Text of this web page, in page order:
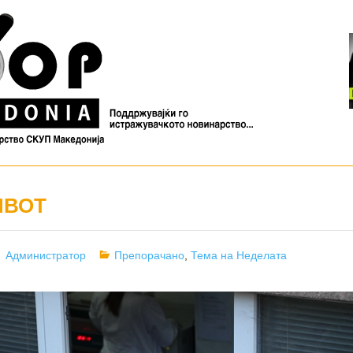
Author
Администратор Categories
Препорачано ,Тема на Неделата